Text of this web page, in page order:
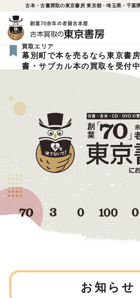
古本・古書買取の東京書房 東京都・埼玉県・千葉
買取エリア
幕別町で本を売るなら東京書
書・サブカル本の買取を受付中
お知らせ